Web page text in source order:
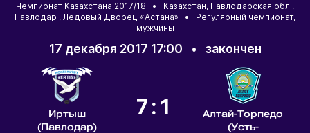
Чемпионат Казахстана 2017/18 • Казахстан, Павлодарская обл.,
Павлодар , Ледовый Дворец «Астана» • Регулярный чемпионат,
мужчины
17 декабря 2017 17:00 • закончен
Иртыш
(Павлодар)
7:1
Алтай-Торпедо
(Усть-